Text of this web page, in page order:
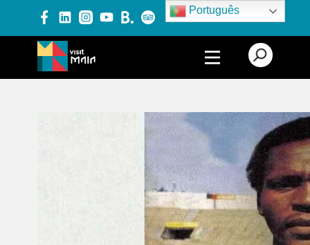
Português
PRODUTOS E SERVIÇOS
EXPERIÊNCIAS
EVENTOS
BLOG